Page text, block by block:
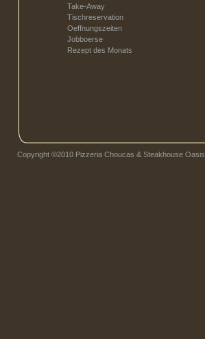
Copyright ©2010 Pizzeria Choucas & Steakhouse Oasis
Take-Away
Tischreservation
Oeffnungszeiten
Jobboerse
Rezept des Monats